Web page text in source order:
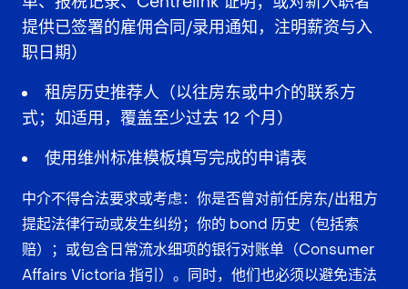
提供已签署的雇佣合同/录用通知，注明薪资与入
职日期）
租房历史推荐人（以往房东或中介的联系方
式；如适用，覆盖至少过去 12 个月）
使用维州标准模板填写完成的申请表
中介不得合法要求或考虑：你是否曾对前任房东/出租方
提起法律行动或发生纠纷；你的 bond 历史（包括索
赔）；或包含日常流水细项的银行对账单（Consumer
Affairs Victoria 指引）。同时，他们也必须以避免违法